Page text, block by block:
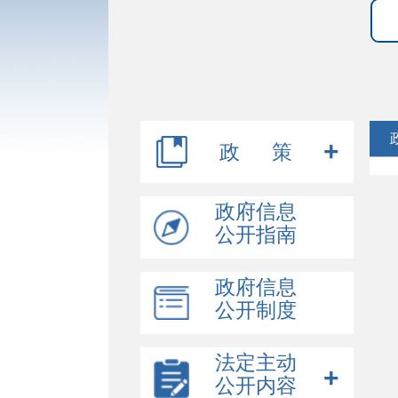
政 策
行政规范性文件
其他文件
政府信息
公开指南
政府信息
公开制度
法定主动
公开内容